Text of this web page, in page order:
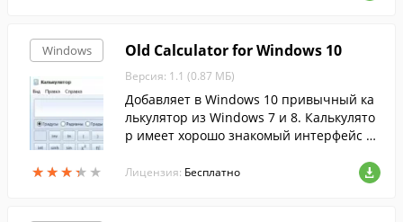
Windows
★★★★ ★
★★★★ ★
Old Calculator for Windows 10
Версия: 1.1 (0.87 МБ)
Добавляет в Windows 10 привычный ка
лькулятор из Windows 7 и 8. Калькулято
р имеет хорошо знакомый интерфейс и
и режимы....
Лицензия: Бесплатно